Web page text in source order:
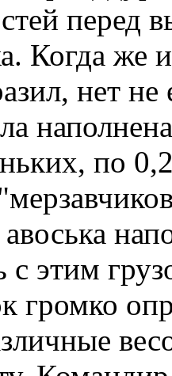
перед
Когда
нет
по
с этим
громко